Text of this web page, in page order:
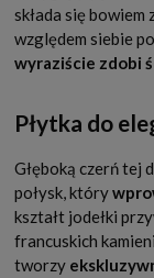
składa się
względem siebie
wyraziście zdobi
Płytka do
Głęboką czerń tej
połysk, który
kształt jodełki
francuskich
tworzy